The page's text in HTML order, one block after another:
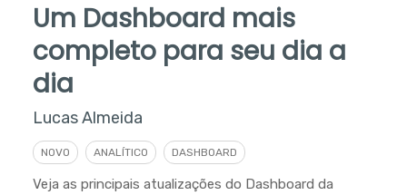
Um Dashboard mais
completo para seu dia a
dia
Lucas Almeida
NOVO ANALÍTICO DASHBOARD
Veja as principais atualizações do Dashboard da